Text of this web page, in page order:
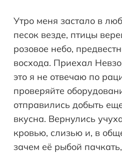
Утро меня застало в
песок везде, птицы
розовое небо,
восхода. Приехал
это я не отвечаю по
проверяйте
отправились добыть
вкусна. Вернулись
кровью, слизью и, в
зачем её рыбой